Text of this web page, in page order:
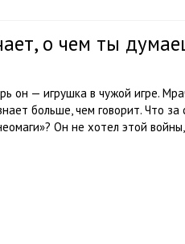
о чем ты
он — игрушка в чужой игре.
больше, чем говорит. Что
Он не хотел этой